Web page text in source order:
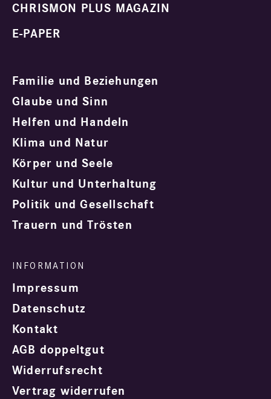
CHRISMON PLUS MAGAZIN
E-PAPER
Familie und Beziehungen
Glaube und Sinn
Helfen und Handeln
Klima und Natur
Körper und Seele
Kultur und Unterhaltung
Politik und Gesellschaft
Trauern und Trösten
Impressum
Datenschutz
Kontakt
AGB doppeltgut
Widerrufsrecht
Vertrag widerrufen